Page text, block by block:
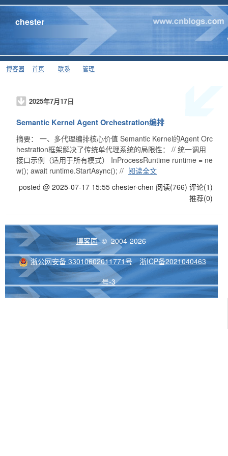
chester
博客园 首页 联系 管理
2025年7月17日
Semantic Kernel Agent Orchestration编排
摘要： 一、多代理编排核心价值 Semantic Kernel的Agent Orc
hestration框架解决了传统单代理系统的局限性： // 统一调用
接口示例（适用于所有模式） InProcessRuntime runtime = ne
w(); await runtime.StartAsync(); // 阅读全文
posted @ 2025-07-17 15:55 chester·chen 阅读(766) 评论(1)
推荐(0)
博客园© 2004-2026
浙公网安备 33010602011771号
浙ICP备2021040463
号-3